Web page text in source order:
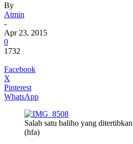
By
Atmin
-
Apr 23, 2015
0
1732
Facebook
X
Pinterest
WhatsApp
Salah satu baliho yang
(hfa)